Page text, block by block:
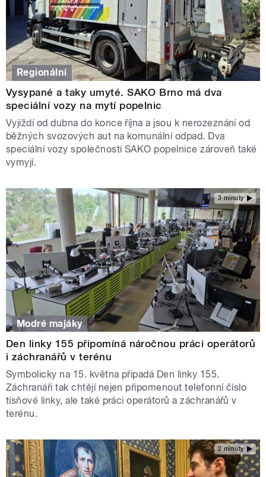
Regionální
Vysypané a taky umyté. SAKO Brno má dva
speciální vozy na mytí popelnic
Vyjíždí od dubna do konce října a jsou k nerozeznání od
běžných svozových aut na komunální odpad. Dva
speciální vozy společnosti SAKO popelnice zároveň také
vymyjí.
3 minuty
Modré majáky
Den linky 155 připomíná náročnou práci operátorů
i záchranářů v terénu
Symbolicky na 15. května připadá Den linky 155.
Záchranáři tak chtějí nejen připomenout telefonní číslo
tísňové linky, ale také práci operátorů a záchranářů v
terénu.
2 minuty